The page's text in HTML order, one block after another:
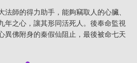
法師的得力助手，能夠竊取人的心臟、
年之心，讓其形同活死人。後奉命監視
異佛附身的秦假仙阻止，最後被命七天